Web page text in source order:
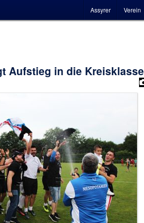
Hauptmenü
Assyrer Verein
Aufstieg in die Kreisklasse